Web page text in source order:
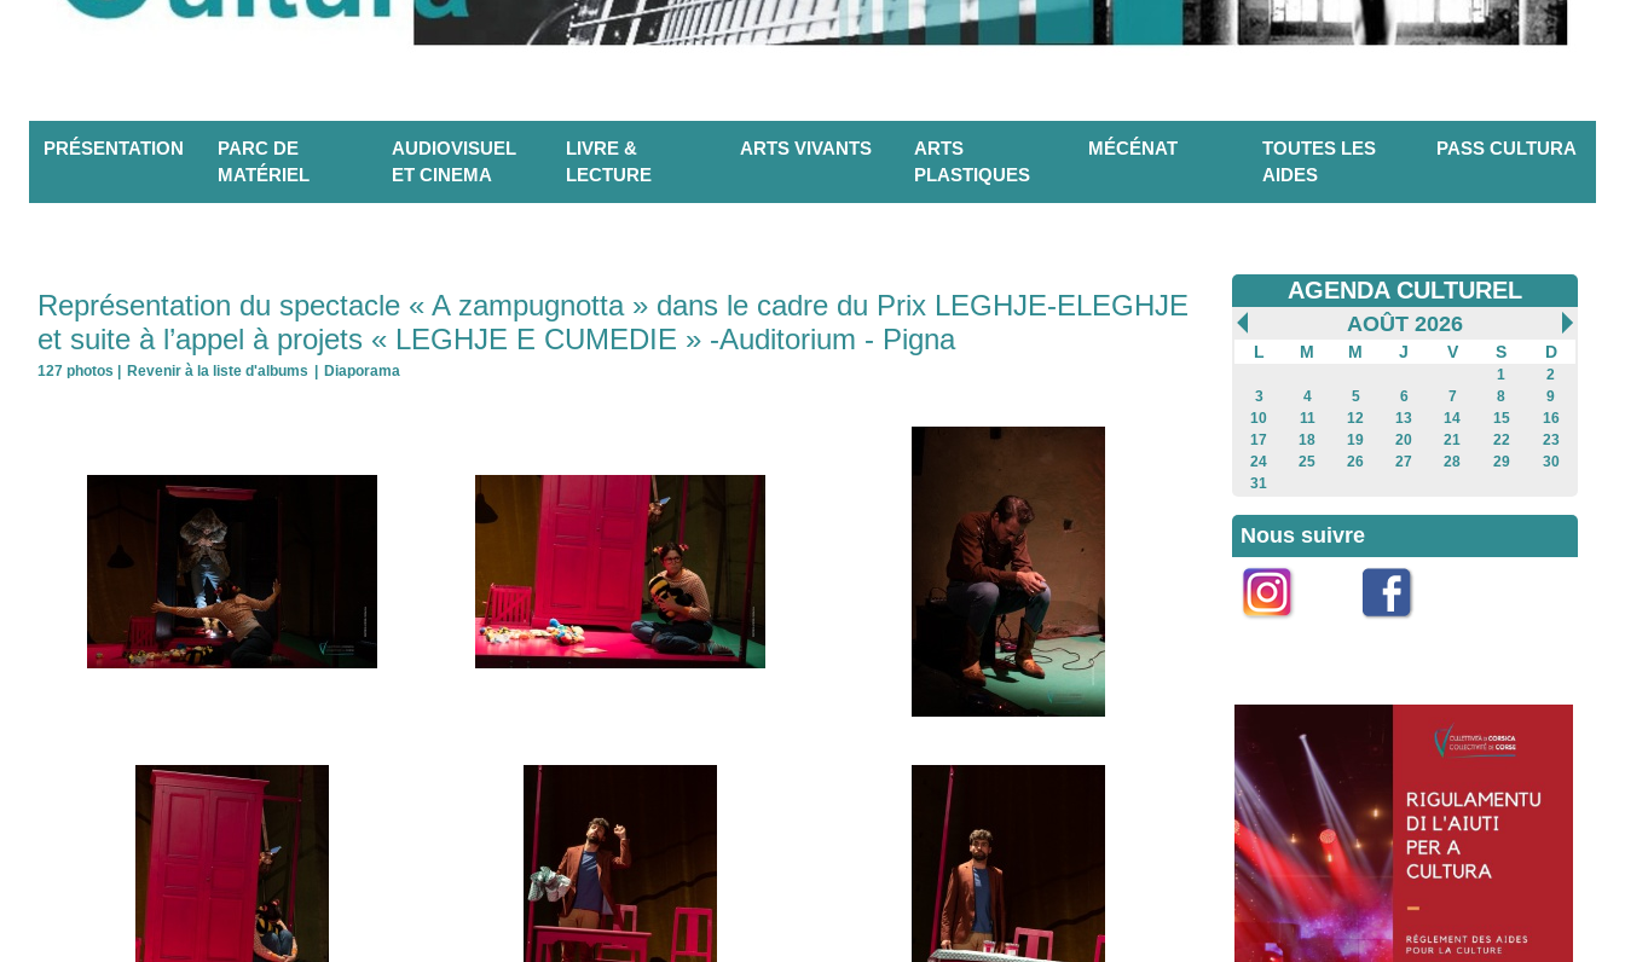
PRÉSENTATION
PARC DE
MATÉRIEL
AUDIOVISUEL
ET CINEMA
LIVRE &
LECTURE
ARTS VIVANTS
ARTS
PLASTIQUES
MÉCÉNAT
TOUTES LES
AIDES
PASS CULTURA
Représentation du spectacle « A zampugnotta » dans le cadre du Prix LEGHJE-ELEGHJE
et suite à l’appel à projets « LEGHJE E CUMEDIE » -Auditorium - Pigna
127 photos Revenir à la liste d'albums Diaporama
AGENDA CULTUREL
AOÛT 2026
L M M J V S D
1
2
3
4 5 6 7 8
9
10
11 12 13 14 15
16
17
18 19 20 21 22
23
24
25 26 27 28 29
30
31
Nous suivre